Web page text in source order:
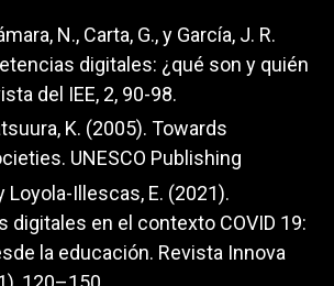
N., Carta, G., y García, J. R.
digitales: ¿qué son y quién
del IEE, 2, 90-98.
K. (2005). Towards
UNESCO Publishing
Loyola-Illescas, E. (2021).
digitales en el contexto COVID 19:
la educación. Revista Innova